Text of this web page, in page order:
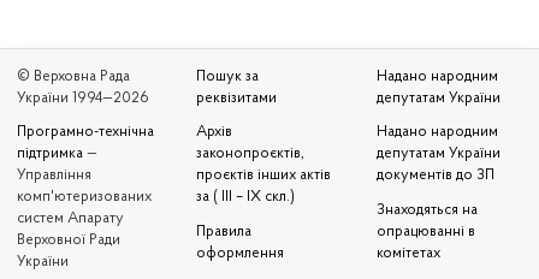
© Верховна Рада
України 1994—2026
Програмно-технічна
підтримка —
Управління
комп'ютеризованих
систем Апарату
Верховної Ради
України
Пошук за
реквізитами
Архів
законопроєктів,
проєктів інших актів
за ( III – IX скл.)
Правила
оформлення
Надано народним
депутатам України
Надано народним
депутатам України
документів до ЗП
Знаходяться на
опрацюванні в
комітетах